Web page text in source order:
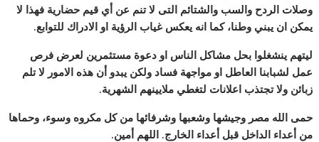
وصلات الردح والسب والشتائم التى لا تنم عن أي قيم حضارية فهذا لا
يمكن ان يبني وطنا، كما انه يعكس غياب الرؤية او الادراك للتوابع.
ليتهم ينشغلوا بحل مشاكل الناس او دعوة مستثمرين لعرض فرص
عمل لشبابنا العاطل او مواجهة فساد ولكن يبدو أن هذه الامور لا تلم
زبائن ولا تجتذب اعلانات لتغطي ملايينهم الشهرية.
حمى الله مصر وجيشها وشعبها وشرفائها من كل مكروه وسوء، وحماها
من أعداء الداخل قبل أعداء الخارج. اللهم أمين.